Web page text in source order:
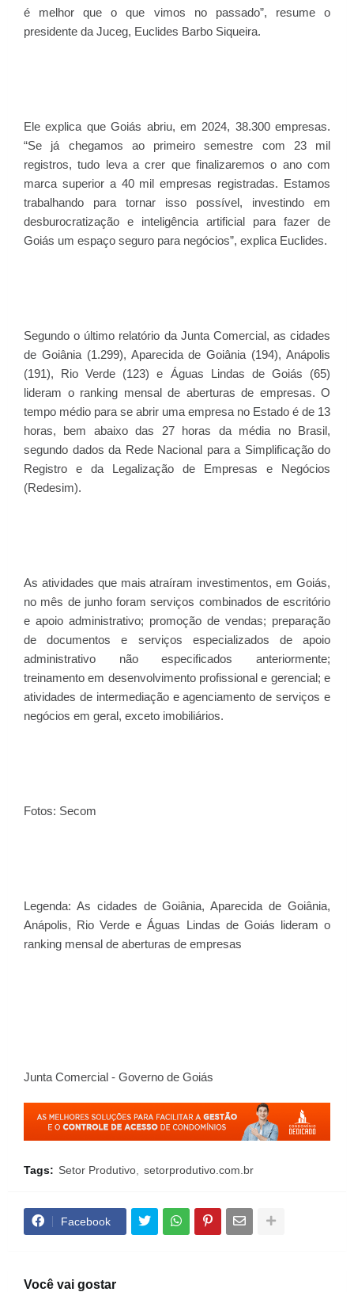
é melhor que o que vimos no passado”, resume o
presidente da Juceg, Euclides Barbo Siqueira.
Ele explica que Goiás abriu, em 2024, 38.300 empresas.
“Se já chegamos ao primeiro semestre com 23 mil
registros, tudo leva a crer que finalizaremos o ano com
marca superior a 40 mil empresas registradas. Estamos
trabalhando para tornar isso possível, investindo em
desburocratização e inteligência artificial para fazer de
Goiás um espaço seguro para negócios”, explica Euclides.
Segundo o último relatório da Junta Comercial, as cidades
de Goiânia (1.299), Aparecida de Goiânia (194), Anápolis
(191), Rio Verde (123) e Águas Lindas de Goiás (65)
lideram o ranking mensal de aberturas de empresas. O
tempo médio para se abrir uma empresa no Estado é de 13
horas, bem abaixo das 27 horas da média no Brasil,
segundo dados da Rede Nacional para a Simplificação do
Registro e da Legalização de Empresas e Negócios
(Redesim).
As atividades que mais atraíram investimentos, em Goiás,
no mês de junho foram serviços combinados de escritório
e apoio administrativo; promoção de vendas; preparação
de documentos e serviços especializados de apoio
administrativo não especificados anteriormente;
treinamento em desenvolvimento profissional e gerencial; e
atividades de intermediação e agenciamento de serviços e
negócios em geral, exceto imobiliários.
Fotos: Secom
Legenda: As cidades de Goiânia, Aparecida de Goiânia,
Anápolis, Rio Verde e Águas Lindas de Goiás lideram o
ranking mensal de aberturas de empresas
Junta Comercial - Governo de Goiás
Tags: Setor Produtivo setorprodutivo.com.br
Facebook
Você vai gostar